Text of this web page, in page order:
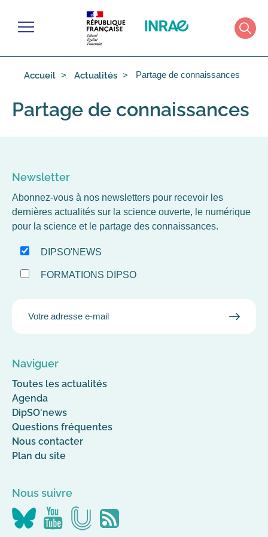
Menu
Accueil Actualités Partage de connaissances
Partage de connaissances
Newsletter
Abonnez-vous à nos newsletters pour recevoir les
dernières actualités sur la science ouverte, le numérique
pour la science et le partage des connaissances.
DIPSO'NEWS
FORMATIONS DIPSO
Naviguer
Toutes les actualités
Agenda
DipSO'news
Questions fréquentes
Nous contacter
Plan du site
Nous suivre
Nous
suivre
Nous
suivre
Nous
suivre
Flus
RSS
Cookies management panel